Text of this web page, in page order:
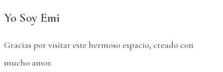
Yo Soy Emi
Gracias por visitar este hermoso espacio, creado con
mucho amor.